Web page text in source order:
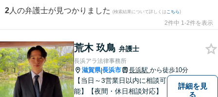
2 人の弁護士が見つかりました (検索結果について詳しくは こちら)
2件中 1-2件を表示
荒木 玖鳥 弁護士
長浜アラ法律事務所
滋賀県|長浜市 長浜駅 から徒歩10分
【当日～3営業日以内に相談可
能】【夜間・休日相談対応】
詳細を見
る